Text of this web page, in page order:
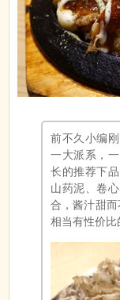
前不久小编
一大派系，
长的推荐下
山药泥、卷
合，酱汁甜
相当有性价比